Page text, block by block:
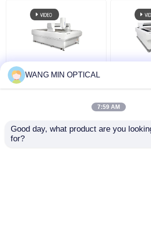
เครื่องวัด Video
Coordinate Granite
การสนับสนุนที่กําหนดเอง
แบตเตอ
สําหรับกา
WANG MIN OPTICAL
7:59 AM
Good day, what product are you
for?